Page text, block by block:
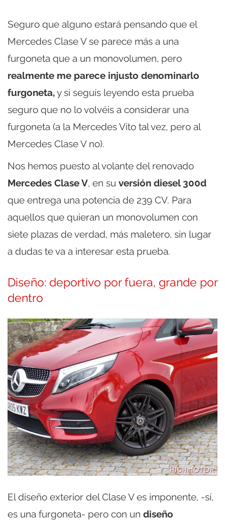
Seguro que alguno estará pensando que el
Mercedes Clase V se parece más a una
furgoneta que a un monovolumen, pero
realmente me parece injusto denominarlo
furgoneta,y si seguís leyendo esta prueba
seguro que no lo volvéis a considerar una
furgoneta (a la Mercedes Vito tal vez, pero al
Mercedes Clase V no).
Nos hemos puesto al volante del renovado
Mercedes Clase V, en su versión diesel 300d
que entrega una potencia de 239 CV. Para
aquellos que quieran un monovolumen con
siete plazas de verdad, más maletero, sin lugar
a dudas te va a interesar esta prueba.
Diseño: deportivo por fuera, grande por
dentro
El diseño exterior del Clase V es imponente, -sí,
es una furgoneta- pero con un diseño